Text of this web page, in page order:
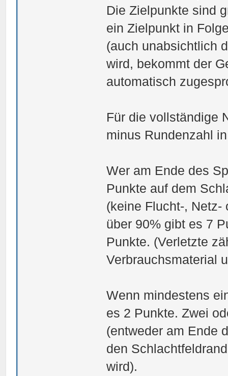
Die Zielpunkte sind
ein Zielpunkt in
(auch unabsichtlich
wird, bekommt der
automatisch
Für die vollständige
minus Rundenzahl
Wer am Ende des
Punkte auf dem
(keine Flucht-, Netz-
über 90% gibt es 7
Punkte. (Verletzte
Verbrauchsmaterial
Wenn mindestens
es 2 Punkte. Zwei
(entweder am Ende
den
wird).